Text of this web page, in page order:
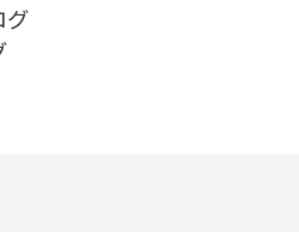
グ